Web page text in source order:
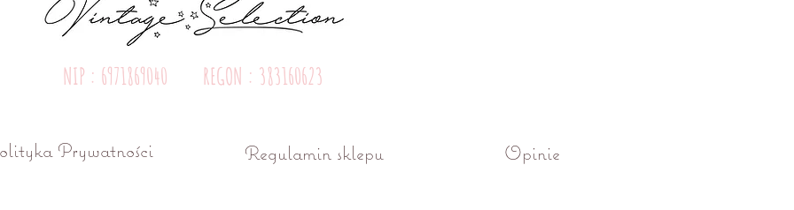
NIP : 6971869040 REGON : 383160623
ul. Różana 15Prywatności Regulamin sklepu Opinie